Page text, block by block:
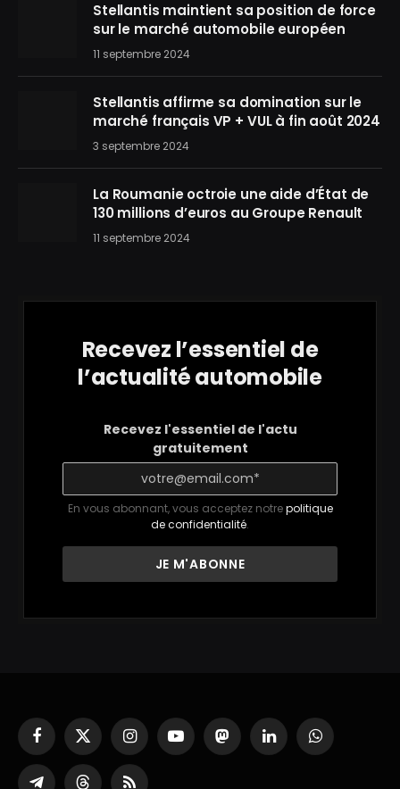
Stellantis maintient sa position de force
sur le marché automobile européen
11 septembre 2024
Stellantis affirme sa domination sur le
marché français VP + VUL à fin août 2024
3 septembre 2024
La Roumanie octroie une aide d’État de
130 millions d’euros au Groupe Renault
11 septembre 2024
Recevez l’essentiel de
l’actualité automobile
Recevez l'essentiel de l'actu
gratuitement
En vous abonnant, vous acceptez notrepolitique
de confidentialité.
Facebook
X
(Twitter)
InstagramYouTubeMastodonLinkedInWhatsApp